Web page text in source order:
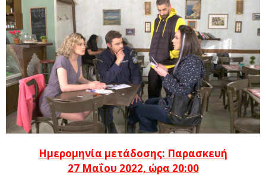
Ημερομηνία μετάδοσης: Παρασκευή
27 Μαΐου 2022, ώρα 20:00